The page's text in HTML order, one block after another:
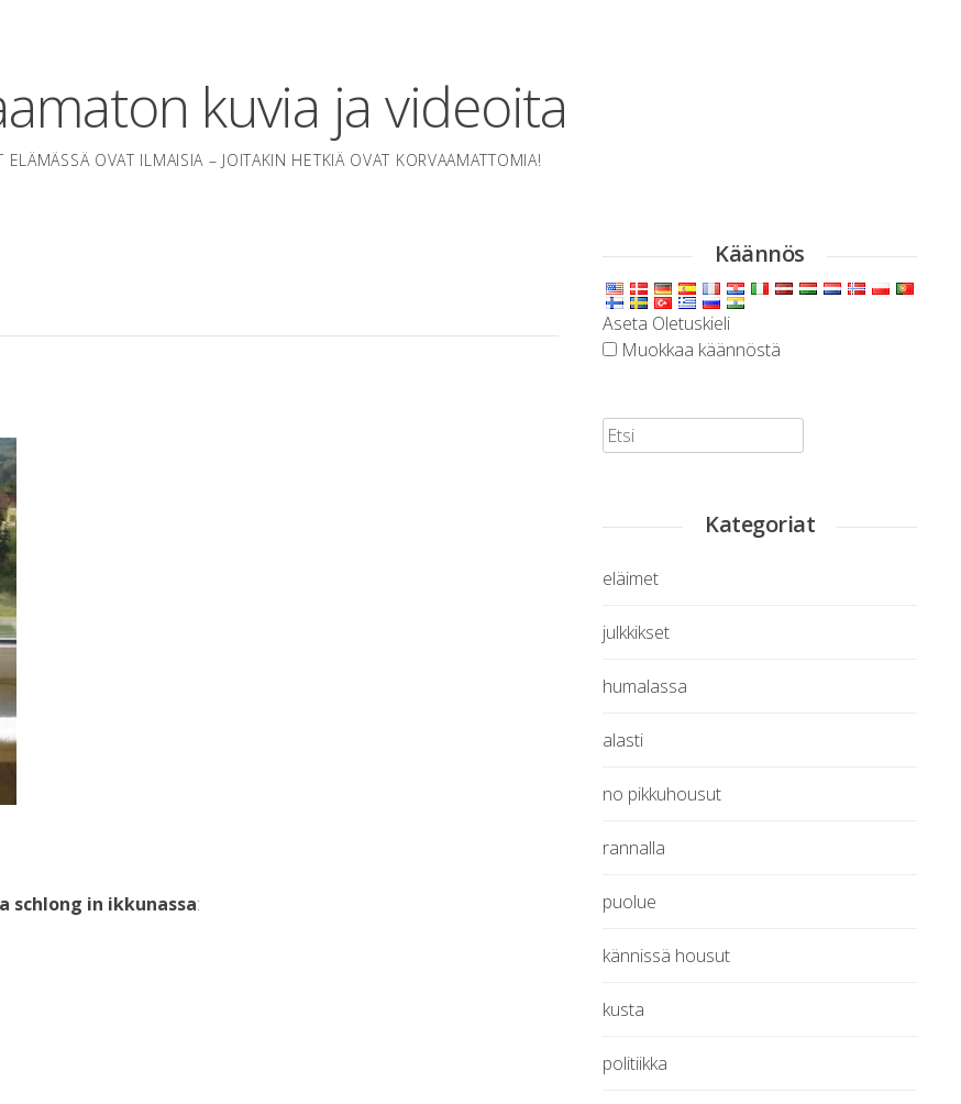
kuvia ja videoita
ELÄMÄSSÄ OVAT ILMAISIA – JOITAKIN HETKIÄ OVAT KORVAAMATTOMIA!
schlong in ikkunassa:
Käännös
Aseta Oletuskieli
Muokkaa käännöstä
Etsi:
Kategoriat
eläimet
julkkikset
humalassa
alasti
no pikkuhousut
rannalla
puolue
kännissä housut
kusta
politiikka